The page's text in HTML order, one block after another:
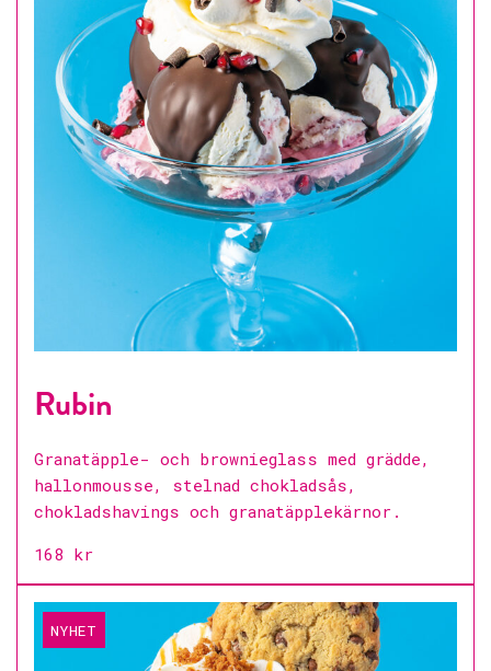
Rubin
Granatäpple- och brownieglass med grädde,
hallonmousse, stelnad chokladsås,
chokladshavings och granatäpplekärnor.
168 kr
NYHET